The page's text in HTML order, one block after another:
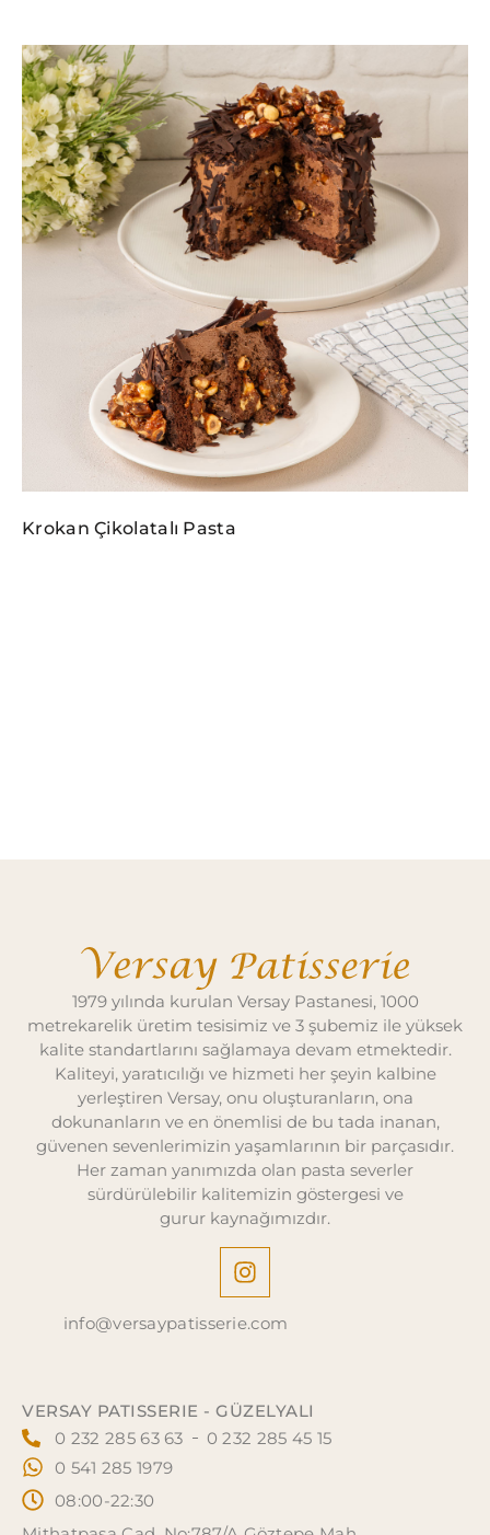
Krokan Çikolatalı Pasta
VERSAY PATISSERIE - GÜZELYALI
0 232 285 63 63
0 232 285 45 15
0 541 285 1979
08:00-22:30
1979 yılında kurulan Versay Pastanesi, 1000
metrekarelik üretim tesisimiz ve 3 şubemiz ile yüksek
kalite standartlarını sağlamaya devam etmektedir.
Kaliteyi, yaratıcılığı ve hizmeti her şeyin kalbine
yerleştiren Versay, onu oluşturanların, ona
dokunanların ve en önemlisi de bu tada inanan,
güvenen sevenlerimizin yaşamlarının bir parçasıdır.
Her zaman yanımızda olan pasta severler
sürdürülebilir kalitemizin göstergesi ve
gurur kaynağımızdır.
info@versaypatisserie.com